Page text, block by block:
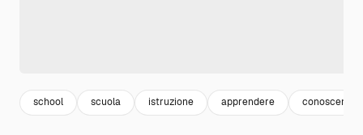
school scuola istruzione apprendere conoscenza